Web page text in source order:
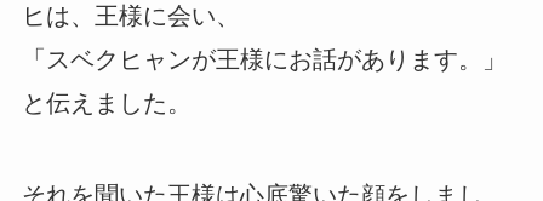
ヒは、王様に会い、
「スベクヒャンが王様にお話があります。」
と伝えました。
それを聞いた王様は心底驚いた顔をしまし